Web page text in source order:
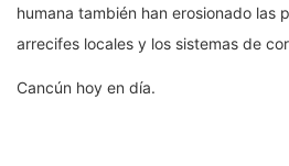
humana también han erosionado las
arrecifes locales y los sistemas de
Cancún hoy en día.